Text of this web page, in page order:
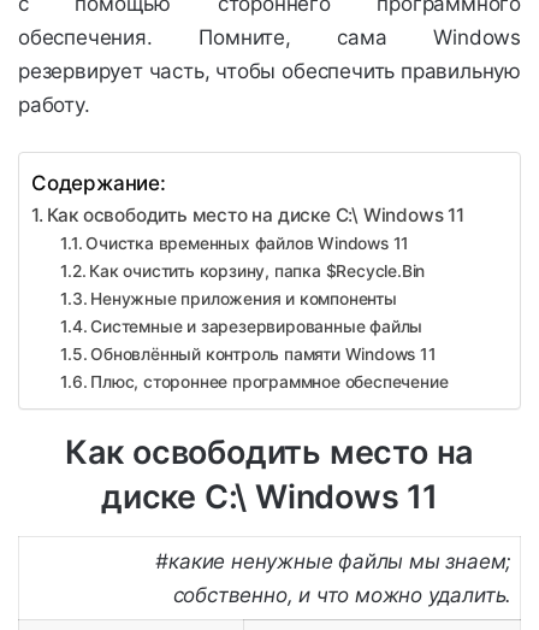
обеспечения. Помните, сама Windows
резервирует часть, чтобы обеспечить правильную
работу.
Содержание:
Как освободить место на диске С:\ Windows 11
Очистка временных файлов Windows 11
Как очистить корзину, папка $Recycle.Bin
Ненужные приложения и компоненты
Системные и зарезервированные файлы
Обновлённый контроль памяти Windows 11
Плюс, стороннее программное обеспечение
Как освободить место на
диске С:\ Windows 11
#какие ненужные файлы мы знаем;
собственно, и что можно удалить.